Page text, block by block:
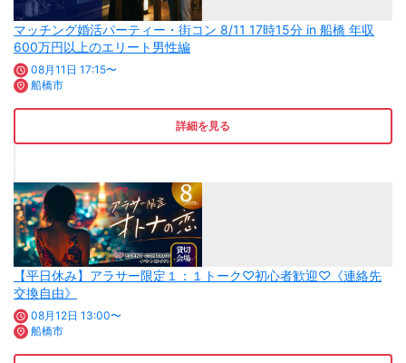
マッチング婚活パーティー・街コン 8/11 17時15分 in 船橋 年収
600万円以上のエリート男性編
08月11日 17:15〜
船橋市
詳細を見る
【平日休み】アラサー限定１：１トーク♡初心者歓迎♡《連絡先
交換自由》
08月12日 13:00〜
船橋市